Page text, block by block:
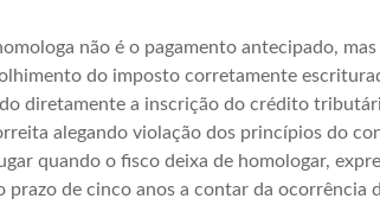
não é o pagamento antecipado,
do imposto corretamente
diretamente a inscrição do crédito
alegando violação dos princípios do
quando o fisco deixa de homologar,
de cinco anos a contar da ocorrência